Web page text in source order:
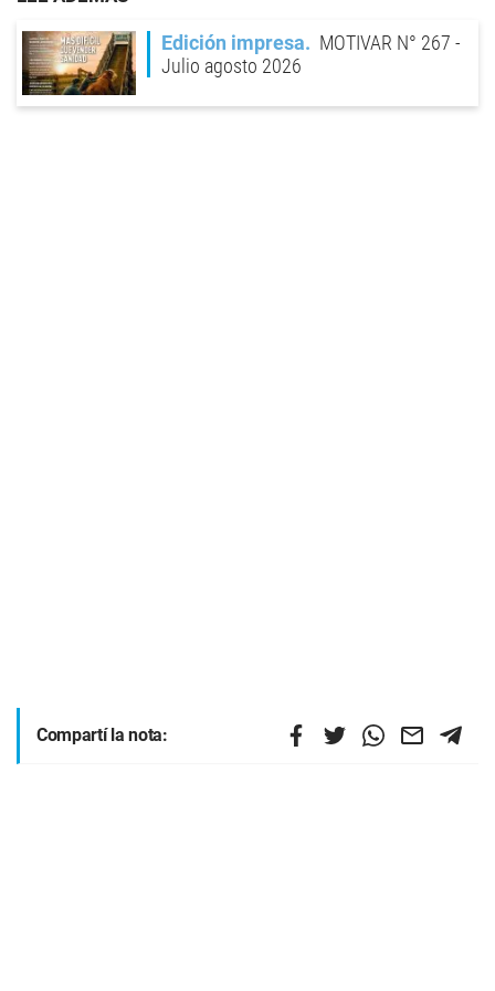
Edición impresa
MOTIVAR N° 267 -
Julio agosto 2026
Compartí la nota: